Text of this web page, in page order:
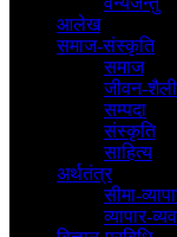
आलेख
समाज-संस्कृति
समाज
जीवन-शैली
सम्पदा
संस्कृति
साहित्य
अर्थतंत्र
सीमा-
व्यापार-